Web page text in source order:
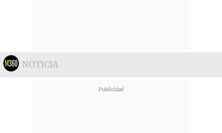
NOTICIA